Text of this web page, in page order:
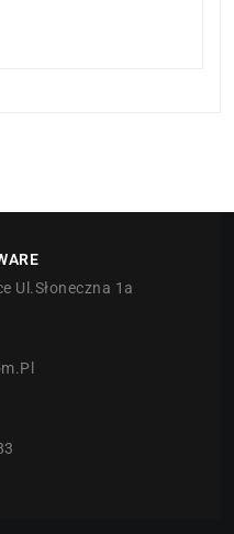
Ul.Słoneczna 1a